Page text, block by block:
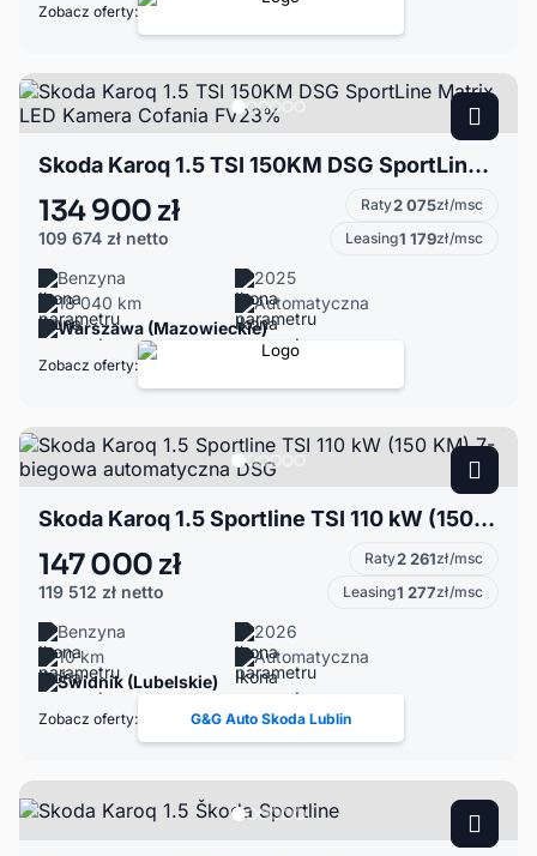
Zobacz oferty:
Skoda Karoq 1.5 TSI 150KM DSG SportLine Matrix LED Kamera Cofania FV23%
134 900 zł
109 674 zł netto
Raty2 075zł/msc
Leasing1 179zł/msc
Benzyna
2025
18 040 km
Automatyczna
Warszawa (Mazowieckie)
Zobacz oferty:
Skoda Karoq 1.5 Sportline TSI 110 kW (150 KM) 7-biegowa automatyczna DSG
147 000 zł
119 512 zł netto
Raty2 261zł/msc
Leasing1 277zł/msc
Benzyna
2026
10 km
Automatyczna
Świdnik (Lubelskie)
Zobacz oferty: G&G Auto Skoda Lublin